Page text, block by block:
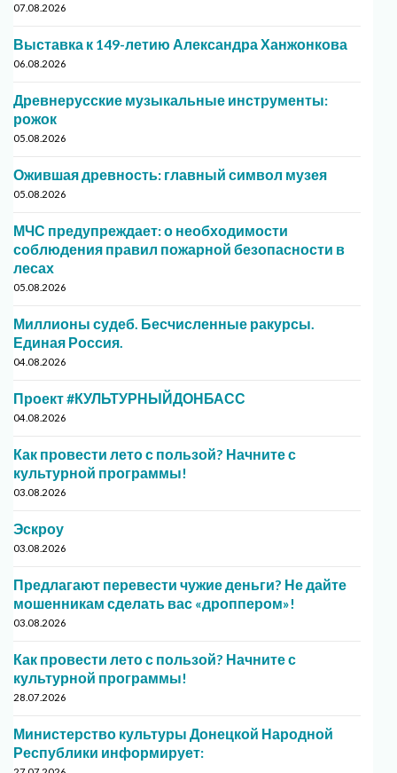
07.08.2026
Выставка к 149-летию Александра Ханжонкова
06.08.2026
Древнерусские музыкальные инструменты:
рожок
05.08.2026
Ожившая древность: главный символ музея
05.08.2026
МЧС предупреждает: о необходимости
соблюдения правил пожарной безопасности в
лесах
05.08.2026
Миллионы судеб. Бесчисленные ракурсы.
Единая Россия.
04.08.2026
Проект #КУЛЬТУРНЫЙДОНБАСС
04.08.2026
Как провести лето с пользой? Начните с
культурной программы!
03.08.2026
Эскроу
03.08.2026
Предлагают перевести чужие деньги? Не дайте
мошенникам сделать вас «дроппером»!
03.08.2026
Как провести лето с пользой? Начните с
культурной программы!
28.07.2026
Министерство культуры Донецкой Народной
Республики информирует: